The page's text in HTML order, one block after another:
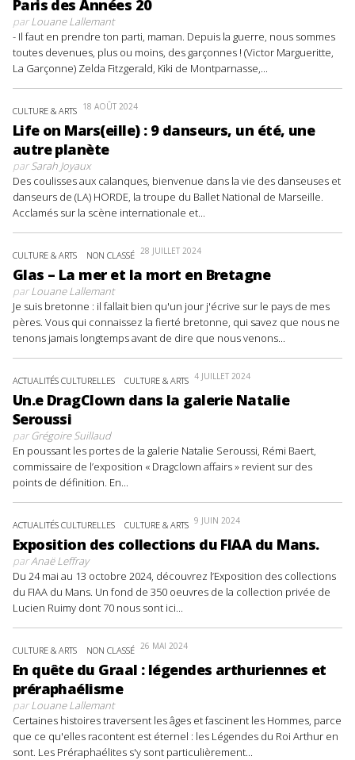
Paris des Années 20
parLouane Lallemant
- Il faut en prendre ton parti, maman. Depuis la guerre, nous sommes
toutes devenues, plus ou moins, des garçonnes ! (Victor Margueritte,
La Garçonne) Zelda Fitzgerald, Kiki de Montparnasse,...
CULTURE & ARTS 18 AOÛT 2024
Life on Mars(eille) : 9 danseurs, un été, une
autre planète
parSarah Joyaux
Des coulisses aux calanques, bienvenue dans la vie des danseuses et
danseurs de (LA) HORDE, la troupe du Ballet National de Marseille.
Acclamés sur la scène internationale et...
CULTURE & ARTS NON CLASSÉ 28 JUILLET 2024
Glas – La mer et la mort en Bretagne
parLouane Lallemant
Je suis bretonne : il fallait bien qu'un jour j'écrive sur le pays de mes
pères. Vous qui connaissez la fierté bretonne, qui savez que nous ne
tenons jamais longtemps avant de dire que nous venons...
ACTUALITÉS CULTURELLES CULTURE & ARTS 4 JUILLET 2024
Un.e DragClown dans la galerie Natalie
Seroussi
parGrégoire Suillaud
En poussant les portes de la galerie Natalie Seroussi, Rémi Baert,
commissaire de l’exposition « Dragclown affairs » revient sur des
points de définition. En...
ACTUALITÉS CULTURELLES CULTURE & ARTS 9 JUIN 2024
Exposition des collections du FIAA du Mans.
parAnaë Leffray
Du 24 mai au 13 octobre 2024, découvrez l’Exposition des collections
du FIAA du Mans. Un fond de 350 oeuvres de la collection privée de
Lucien Ruimy dont 70 nous sont ici...
CULTURE & ARTS NON CLASSÉ 26 MAI 2024
En quête du Graal : légendes arthuriennes et
préraphaélisme
parLouane Lallemant
Certaines histoires traversent les âges et fascinent les Hommes, parce
que ce qu'elles racontent est éternel : les Légendes du Roi Arthur en
sont. Les Préraphaélites s'y sont particulièrement...